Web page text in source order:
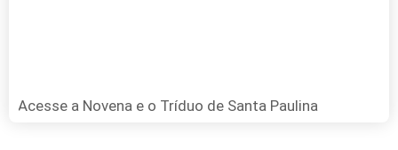
Acesse a Novena e o Tríduo de Santa Paulina